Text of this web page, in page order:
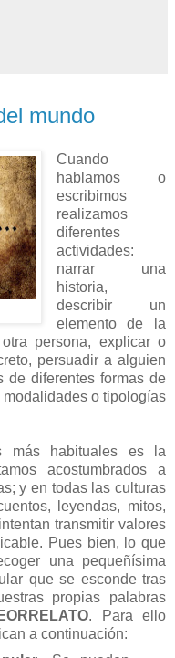
mundo
Cuando
hablamos o
escribimos
realizamos
diferentes
actividades:
narrar una
historia,
describir un
elemento de la
persona, explicar o
persuadir a alguien
diferentes formas de
o tipologías
más habituales es la
acostumbrados a
y en todas las culturas
leyendas, mitos,
transmitir valores
Pues bien, lo que
una pequeñísima
que se esconde tras
propias palabras
. Para ello
a continuación: